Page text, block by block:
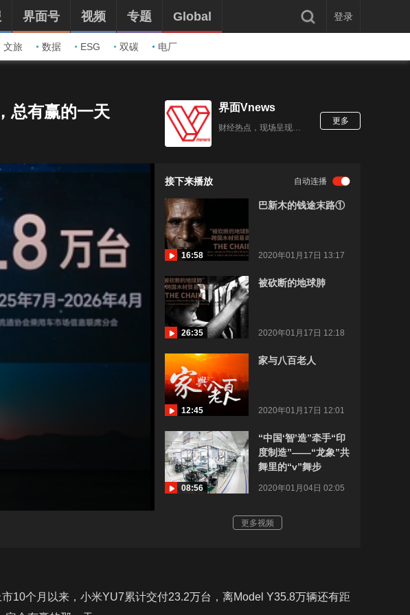
文旅 数据 ESG 双碳 电厂
界面号 视频 专题 Global 登录
总有赢的一天 界面Vnews
财经热点，现场呈现 聚焦财经商业领域视频报道
更多
接下来播放 自动连播
16:58
巴新木的钱途末路①
2020年01月17日 13:17
26:35
被砍断的地球肺
2020年01月17日 12:18
12:45
家与八百老人
2020年01月17日 12:01
08:56
“中国‘智’造”牵手“印
度制造”——“龙象”共
舞里的“v”舞步
2020年01月04日 02:05
更多视频
10个月以来，小米YU7累计交付23.2万台，离Model Y35.8万辆还有距